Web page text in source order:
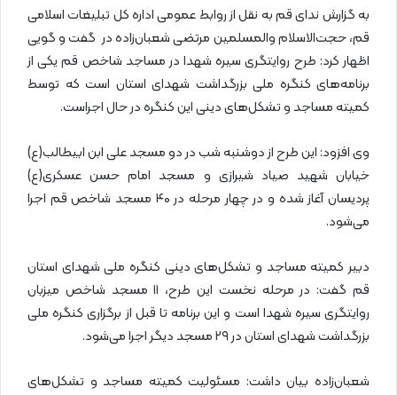
به گزارش ندای قم به نقل از روابط عمومی اداره کل تبلیغات اسلامی
قم، حجت‌الاسلام والمسلمین مرتضی شعبان‌زاده در گفت و گویی
اظهار کرد: طرح روایتگری سیره شهدا در مساجد شاخص قم یکی از
برنامه‌های کنگره ملی بزرگداشت شهدای استان است که توسط
کمیته مساجد و تشکل‌های دینی این کنگره در حال اجراست.
وی افزود: این طرح از دوشنبه شب در دو مسجد علی ابن ابیطالب(ع)
خیابان شهید صیاد شیرازی و مسجد امام حسن عسکری(ع)
پردیسان آغاز شده و در چهار مرحله در ۴۰ مسجد شاخص قم اجرا
می‌شود.
دبیر کمیته مساجد و تشکل‌های دینی کنگره ملی شهدای استان
قم گفت: در مرحله نخست این طرح، ۱۱ مسجد شاخص میزبان
روایتگری سیره شهدا است و این برنامه تا قبل از برگزاری کنگره ملی
بزرگداشت شهدای استان در ۲۹ مسجد دیگر اجرا می‌شود.
شعبان‌زاده بیان داشت: مسئولیت کمیته مساجد و تشکل‌های